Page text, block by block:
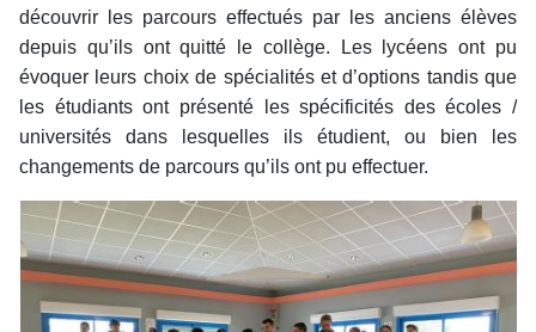
découvrir les parcours effectués par les anciens élèves
depuis qu’ils ont quitté le collège. Les lycéens ont pu
évoquer leurs choix de spécialités et d’options tandis que
les étudiants ont présenté les spécificités des écoles /
universités dans lesquelles ils étudient, ou bien les
changements de parcours qu’ils ont pu effectuer.